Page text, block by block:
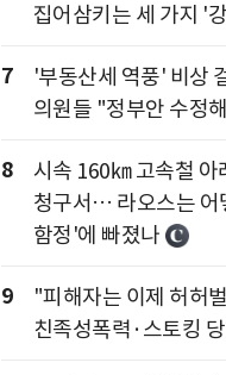
집어삼키는 세 가지 '
7
'부동산세 역풍' 비상
의원들 "정부안 수정
8
시속 160㎞ 고속철 아
청구서… 라오스는 어
함정'에 빠졌나
9
"피해자는 이제 허허
친족성폭력·스토킹